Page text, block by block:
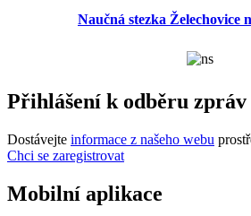
Naučná stezka Želechovice
Přihlášení k odběru zpráv
Dostávejte informace z našeho webu
Chci se zaregistrovat
Mobilní aplikace